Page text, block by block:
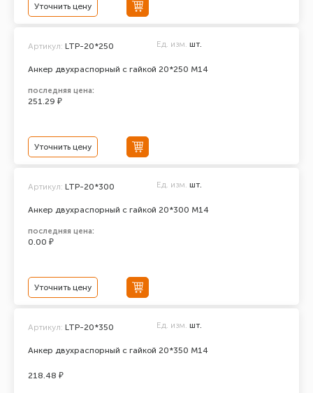
Уточнить цену
Анкер двухраспорный с гайкой 20*250 М14
Артикул: LTP-20*250 Ед. изм. шт.
последняя цена:
251.29 ₽
Уточнить цену
Анкер двухраспорный с гайкой 20*300 М14
Артикул: LTP-20*300 Ед. изм. шт.
последняя цена:
0.00 ₽
Уточнить цену
Анкер двухраспорный с гайкой 20*350 М14
Артикул: LTP-20*350 Ед. изм. шт.
218.48 ₽